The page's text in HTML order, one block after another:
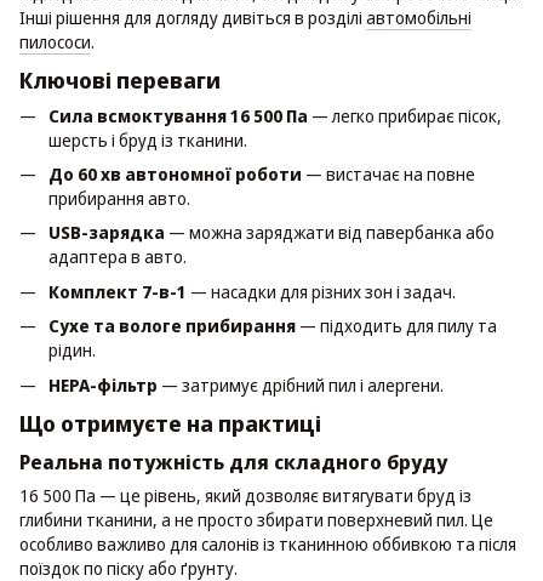
Інші рішення для догляду дивіться в розділі автомобільні
пилососи.
Ключові переваги
Сила всмоктування 16 500 Па — легко прибирає пісок,
шерсть і бруд із тканини.
До 60 хв автономної роботи — вистачає на повне
прибирання авто.
USB-зарядка — можна заряджати від павербанка або
адаптера в авто.
Комплект 7-в-1 — насадки для різних зон і задач.
Сухе та вологе прибирання — підходить для пилу та
рідин.
HEPA-фільтр — затримує дрібний пил і алергени.
Що отримуєте на практиці
Реальна потужність для складного бруду
16 500 Па — це рівень, який дозволяє витягувати бруд із
глибини тканини, а не просто збирати поверхневий пил. Це
особливо важливо для салонів із тканинною оббивкою та після
поїздок по піску або ґрунту.